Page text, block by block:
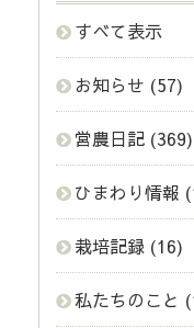
すべて表示
お知らせ (57)
営農日記(369)
ひまわり情報
栽培記録(16)
私たちのこと